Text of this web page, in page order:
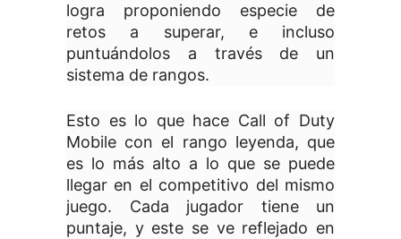
logra proponiendo especie de
retos a superar, e incluso
puntuándolos a través de un
sistema de rangos.
Esto es lo que hace Call of Duty
Mobile con el rango leyenda, que
es lo más alto a lo que se puede
llegar en el competitivo del mismo
juego. Cada jugador tiene un
puntaje, y este se ve reflejado en